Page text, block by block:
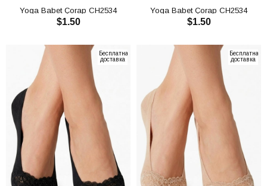
Yoga Babet Çorap CH2534
$1.50
Yoga Babet Çorap CH2534
$1.50
Бесплатная
доставка
Бесплатная
доставка